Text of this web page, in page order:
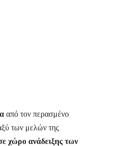
από τον περασμένο
των μελών της
χώρο ανάδειξης των